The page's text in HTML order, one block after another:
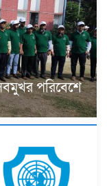
পরিবেশে